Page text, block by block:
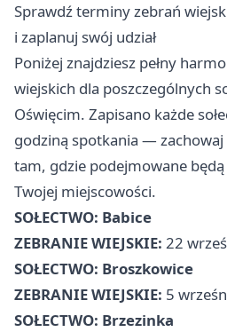
Sprawdź terminy zebrań
i zaplanuj swój udział
Poniżej znajdziesz pełny
wiejskich dla poszczególnych
Oświęcim. Zapisano każde
godziną spotkania —
tam, gdzie podejmowane
Twojej miejscowości.
SOŁECTWO: Babice
ZEBRANIE WIEJSKIE: 22
SOŁECTWO: Broszkowice
ZEBRANIE WIEJSKIE: 5
SOŁECTWO: Brzezinka